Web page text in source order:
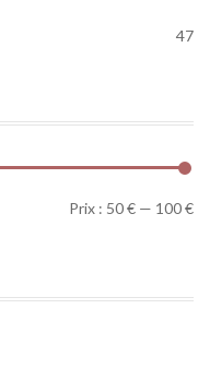
47
Prix : 50 € — 100 €